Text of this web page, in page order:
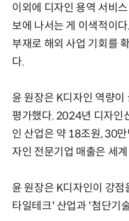
이외에 디자인 용역 서비
보에 나서는 게 이색적이
부재로 해외 사업 기회를
다.
윤 원장은 K디자인 역량
평가했다. 2024년 디자인
인 산업은 약 18조원, 30
자인 전문기업 매출은 세
윤 원장은 K디자인이 강
타일테크' 산업과 '첨단기